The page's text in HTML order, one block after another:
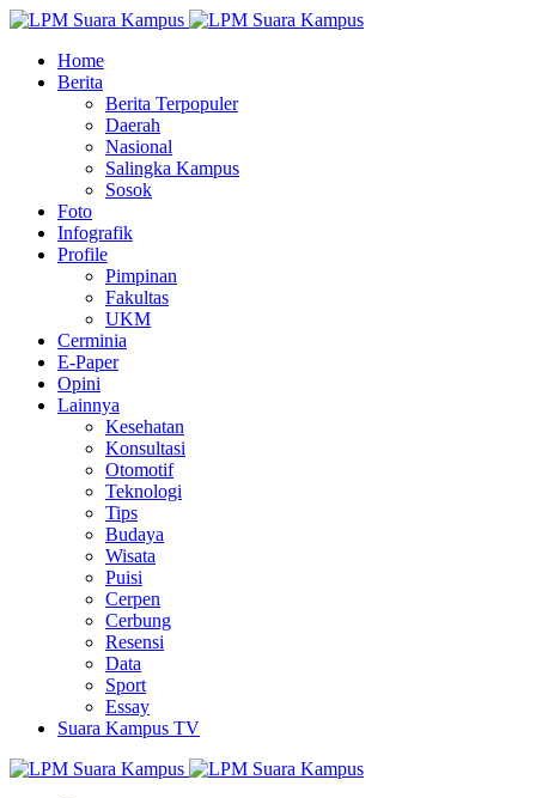
Home
Berita
Berita Terpopuler
Daerah
Nasional
Salingka Kampus
Sosok
Foto
Infografik
Profile
Pimpinan
Fakultas
UKM
Cerminia
E-Paper
Opini
Lainnya
Kesehatan
Konsultasi
Otomotif
Teknologi
Tips
Budaya
Wisata
Puisi
Cerpen
Cerbung
Resensi
Data
Sport
Essay
Suara Kampus TV